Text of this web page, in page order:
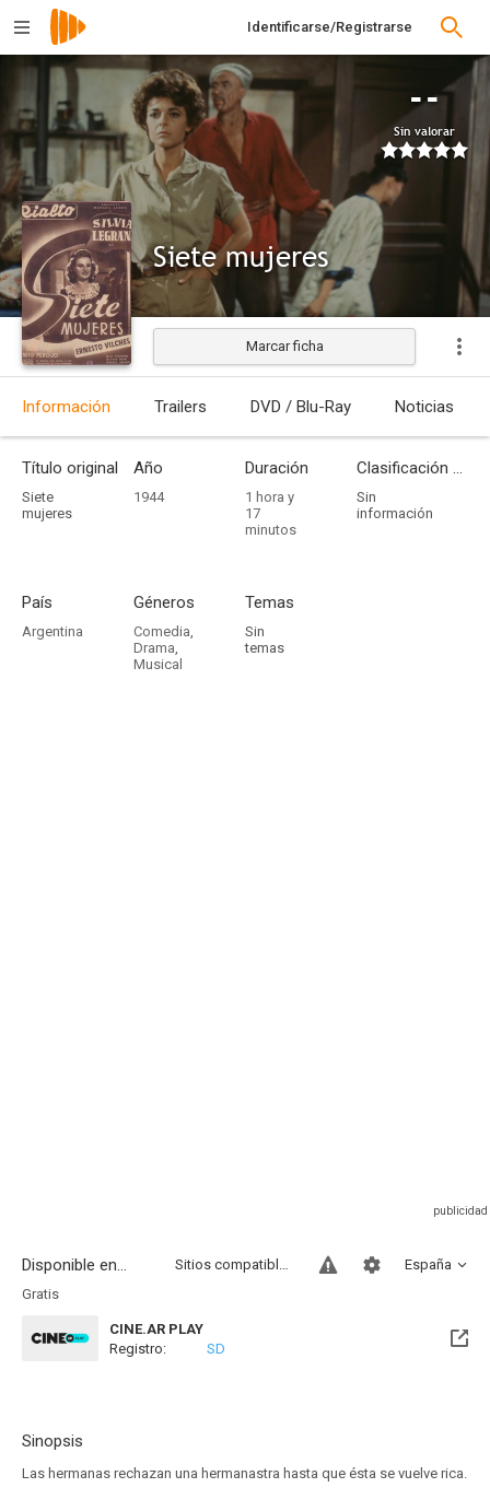
Identificarse/Registrarse
--
Sin valorar
Siete mujeres
Estrenada
Marcar ficha
Información Trailers DVD / Blu-Ray Noticias
Título original
Siete
mujeres
Año
1944
Duración
1 hora y
17
minutos
Clasificación por edades
Sin
información
País
Argentina
Géneros
Comedia,
Drama,
Musical
Temas
Sin
temas
Disponible en... España
Sitios compatibles
Gratis
CINE.AR PLAY
Registro:
SD
Sinopsis
Las hermanas rechazan una hermanastra hasta que ésta se vuelve rica.